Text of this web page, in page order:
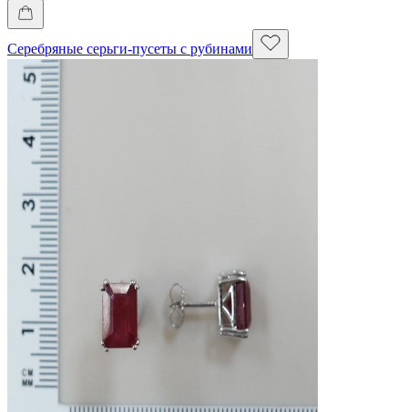
Серебряные серьги-пусеты с рубинами